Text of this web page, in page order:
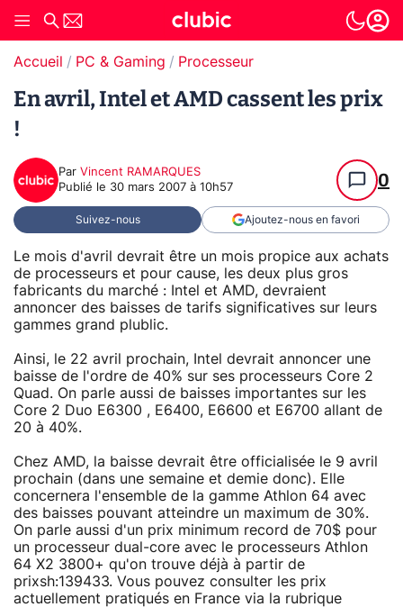
Accueil PC & Gaming Processeur
En avril, Intel et AMD cassent les prix
!
Par Vincent RAMARQUES
Publié le 30 mars 2007 à 10h57 0
Suivez-nous Ajoutez-nous en favori
Le mois d'avril devrait être un mois propice aux achats
de processeurs et pour cause, les deux plus gros
fabricants du marché : Intel et AMD, devraient
annoncer des baisses de tarifs significatives sur leurs
gammes grand plublic.
Ainsi, le 22 avril prochain, Intel devrait annoncer une
baisse de l'ordre de 40% sur ses processeurs Core 2
Quad. On parle aussi de baisses importantes sur les
Core 2 Duo E6300 , E6400, E6600 et E6700 allant de
20 à 40%.
Chez AMD, la baisse devrait être officialisée le 9 avril
prochain (dans une semaine et demie donc). Elle
concernera l'ensemble de la gamme Athlon 64 avec
des baisses pouvant atteindre un maximum de 30%.
On parle aussi d'un prix minimum record de 70$ pour
un processeur dual-core avec le processeurs Athlon
64 X2 3800+ qu'on trouve déjà à partir de
prixsh:139433. Vous pouvez consulter les prix
actuellement pratiqués en France via la rubrique